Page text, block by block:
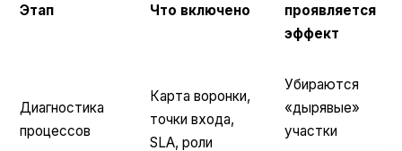
Этап Что включено
проявляется
эффект
Диагностика
процессов
Карта воронки,
точки входа,
SLA, роли
Убираются
«дырявые»
участки